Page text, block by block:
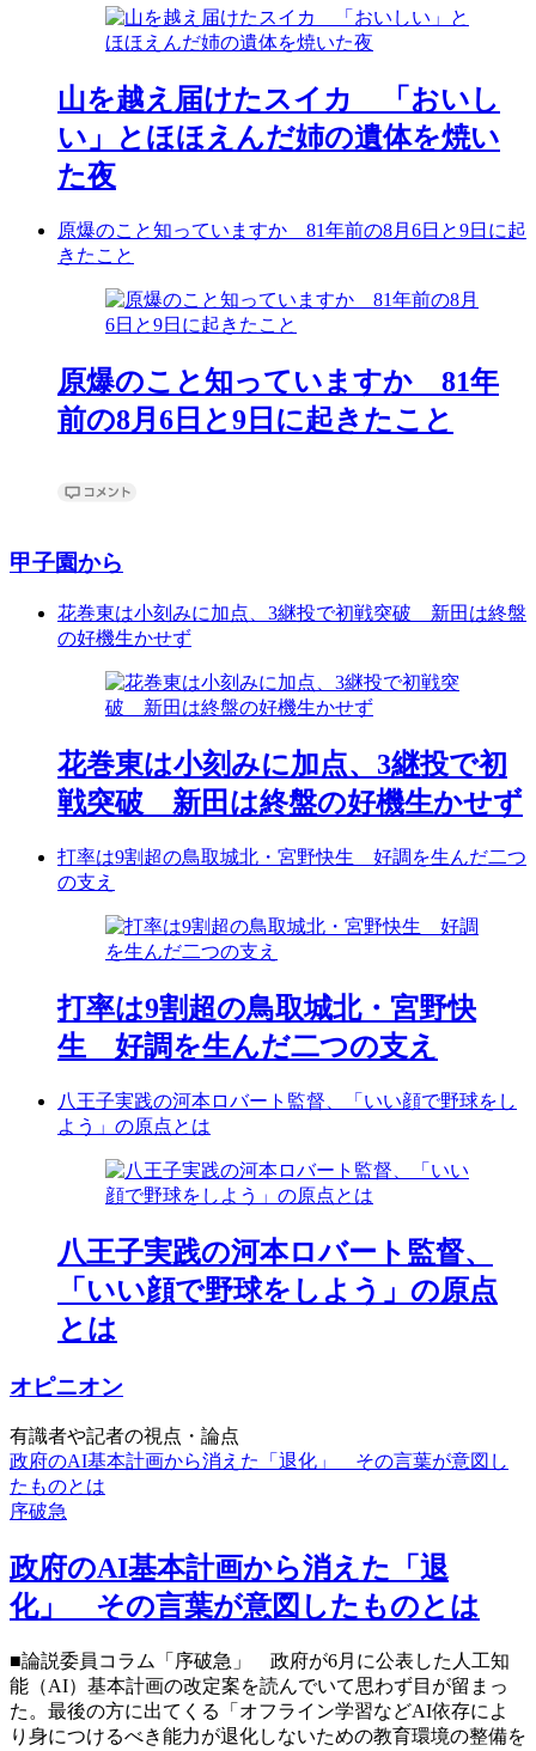
山を越え届けたスイカ 「おいし
い」とほほえんだ姉の遺体を焼い
た夜
原爆のこと知っていますか 81年前の8月6日と9日に起
きたこと
原爆のこと知っていますか 81年
前の8月6日と9日に起きたこと
甲子園から
花巻東は小刻みに加点、3継投で初戦突破 新田は終盤
の好機生かせず
花巻東は小刻みに加点、3継投で初
戦突破 新田は終盤の好機生かせず
打率は9割超の鳥取城北・宮野快生 好調を生んだ二つ
の支え
打率は9割超の鳥取城北・宮野快
生 好調を生んだ二つの支え
八王子実践の河本ロバート監督、「いい顔で野球をし
よう」の原点とは
八王子実践の河本ロバート監督、
「いい顔で野球をしよう」の原点
とは
オピニオン
有識者や記者の視点・論点
政府のAI基本計画から消えた「退化」 その言葉が意図し
たものとは
序破急
政府のAI基本計画から消えた「退
化」 その言葉が意図したものとは
■論説委員コラム「序破急」 政府が6月に公表した人工知
能（AI）基本計画の改定案を読んでいて思わず目が留まっ
た。最後の方に出てくる「オフライン学習などAI依存によ
り身につけるべき能力が退化しないための教育環境の整備を